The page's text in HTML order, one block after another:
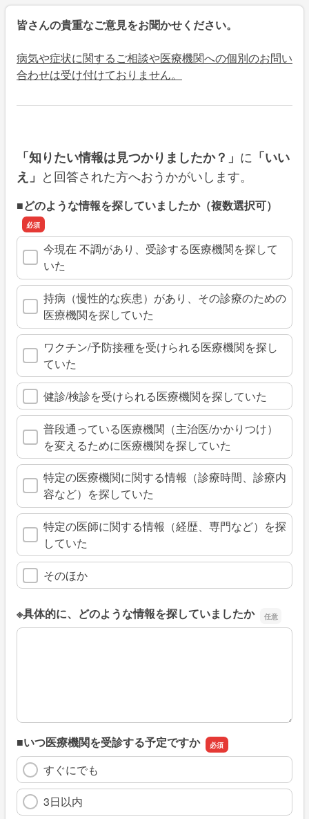
皆さんの貴重なご意見をお聞かせください。
病気や症状に関するご相談や医療機関への個別のお問い
合わせは受け付けておりません。
「知りたい情報は見つかりましたか？」 に 「いい
え」 と回答された方へおうかがいします。
■どのような情報を探していましたか（複数選択可）
今現在 不調があり、受診する医療機関を探して
いた
持病（慢性的な疾患）があり、その診療のための
医療機関を探していた
ワクチン/予防接種を受けられる医療機関を探し
ていた
健診/検診を受けられる医療機関を探していた
普段通っている医療機関（主治医/かかりつけ）
を変えるために医療機関を探していた
特定の医療機関に関する情報（診療時間、診療内
容など）を探していた
特定の医師に関する情報（経歴、専門など）を探
していた
そのほか
※具体的に、どのような情報を探していましたか
※具体的に、どのような情報を探していましたか
■いつ医療機関を受診する予定ですか
すぐにでも
3日以内